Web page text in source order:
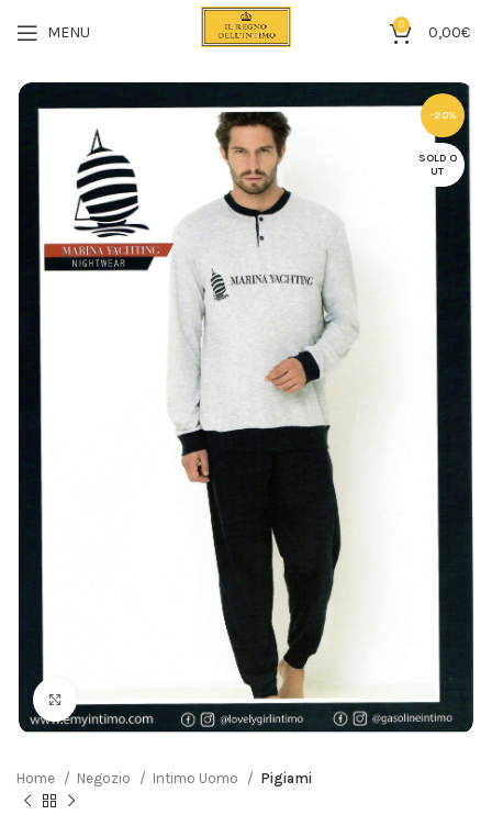
MENU 0 0,00€
-20%
SOLD O
UT
Click to enlarge
Home Negozio Intimo Uomo Pigiami